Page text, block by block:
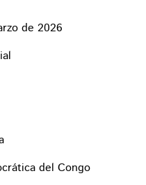
de 2026
del Congo